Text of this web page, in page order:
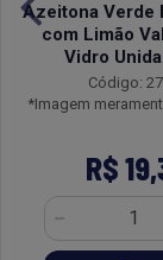
Azeitona Verde
com Limão
Vidro
Código:
*Imagem
R$